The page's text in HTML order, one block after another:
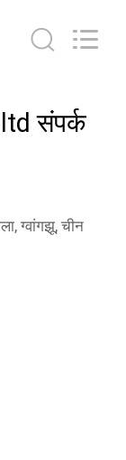
संपर्क
ग्वांगझू, चीन